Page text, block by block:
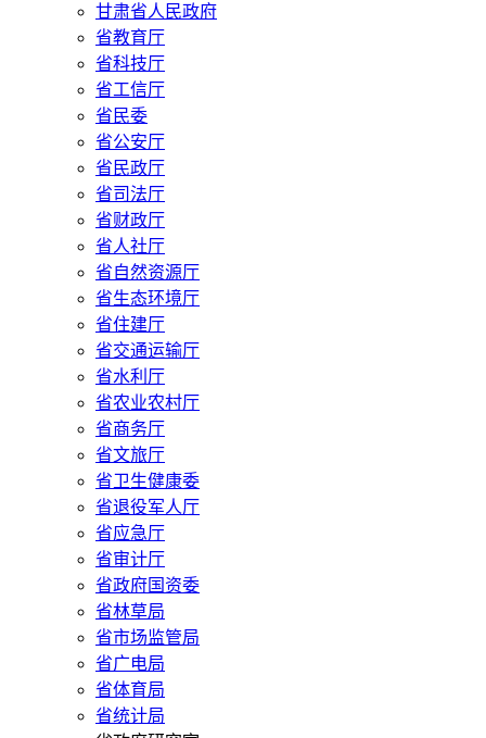
甘肃省人民政府
省教育厅
省科技厅
省工信厅
省民委
省公安厅
省民政厅
省司法厅
省财政厅
省人社厅
省自然资源厅
省生态环境厅
省住建厅
省交通运输厅
省水利厅
省农业农村厅
省商务厅
省文旅厅
省卫生健康委
省退役军人厅
省应急厅
省审计厅
省政府国资委
省林草局
省市场监管局
省广电局
省体育局
省统计局